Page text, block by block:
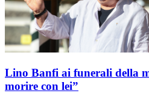
Lino Banfi ai funerali della
morire con lei”